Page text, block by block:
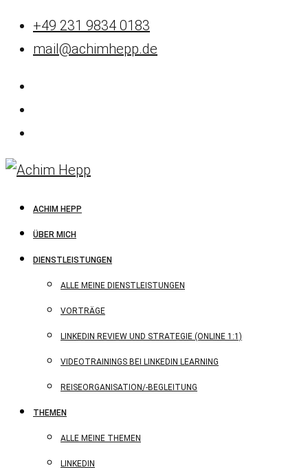
+49 231 9834 0183
mail@achimhepp.de
ACHIM HEPP
ÜBER MICH
DIENSTLEISTUNGEN
ALLE MEINE DIENSTLEISTUNGEN
VORTRÄGE
LINKEDIN REVIEW UND STRATEGIE (ONLINE 1:1)
VIDEOTRAININGS BEI LINKEDIN LEARNING
REISEORGANISATION/-BEGLEITUNG
THEMEN
ALLE MEINE THEMEN
LINKEDIN